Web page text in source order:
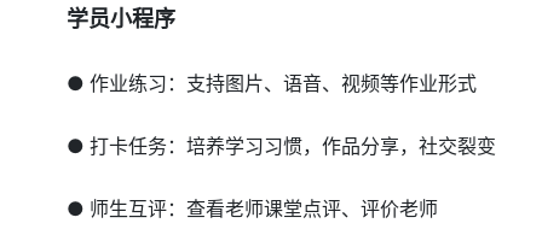
学员小程序
● 作业练习：支持图片、语音、视频等作业形式
● 打卡任务：培养学习习惯，作品分享，社交裂变
● 师生互评：查看老师课堂点评、评价老师